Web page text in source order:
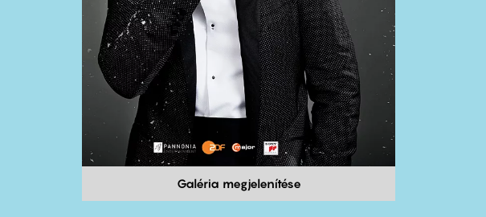
Galéria megjelenítése